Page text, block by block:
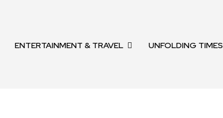
ENTERTAINMENT & TRAVEL UNFOLDING TIMES